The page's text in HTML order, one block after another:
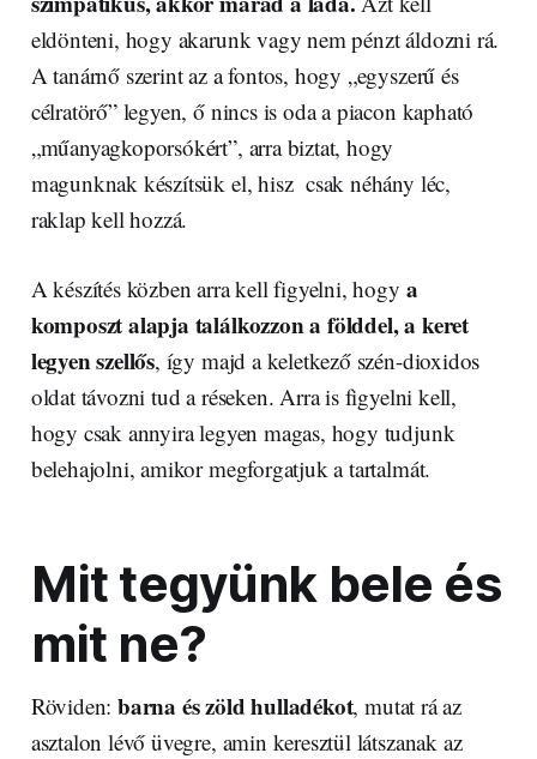
eldönteni, hogy akarunk vagy nem pénzt áldozni rá.
A tanárnő szerint az a fontos, hogy „egyszerű és
célratörő” legyen, ő nincs is oda a piacon kapható
„műanyagkoporsókért”, arra biztat, hogy
magunknak készítsük el, hisz csak néhány léc,
raklap kell hozzá.
A készítés közben arra kell figyelni, hogy a
komposzt alapja találkozzon a földdel, a keret
legyen szellős, így majd a keletkező szén-dioxidos
oldat távozni tud a réseken. Arra is figyelni kell,
hogy csak annyira legyen magas, hogy tudjunk
belehajolni, amikor megforgatjuk a tartalmát.
Mit tegyünk bele és
mit ne?
Röviden: barna és zöld hulladékot, mutat rá az
asztalon lévő üvegre, amin keresztül látszanak az